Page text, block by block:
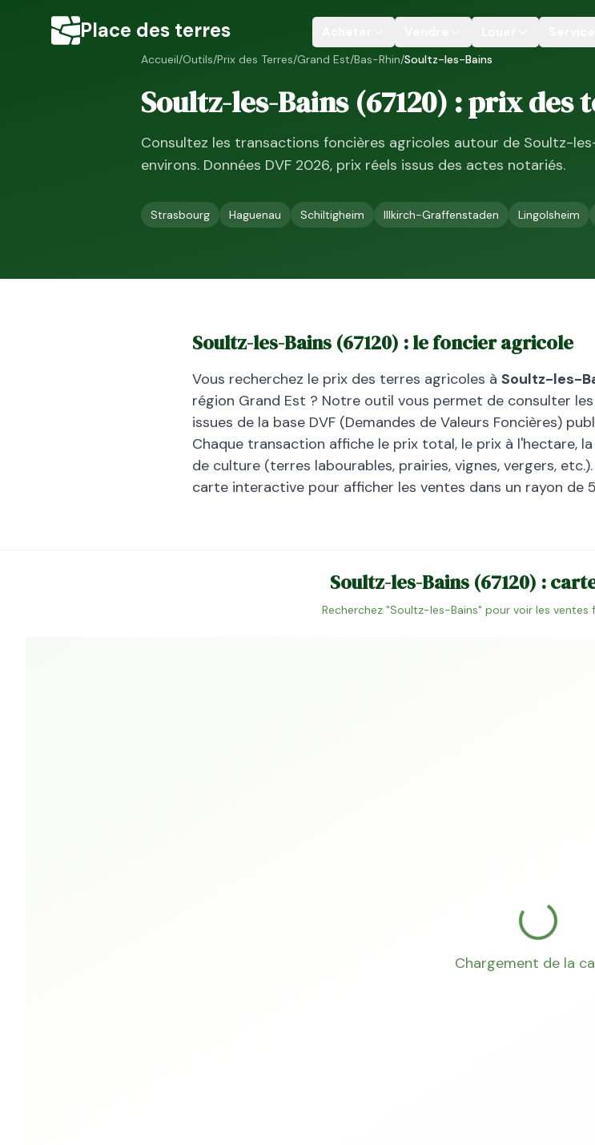
Place des terres
Accueil/Outils/Prix des Terres/Grand Est/Bas-Rhin/Soultz-les-Bains
Soultz-les-Bains(67120) : prix des
Consultez les transactions foncières agricoles autour de Soultz-
environs. Données DVF 2026, prix réels issus des actes notariés.
Strasbourg Haguenau Schiltigheim Illkirch-Graffenstaden Lingolsheim
Soultz-les-Bains (67120) : le foncier agricole
Vous recherchez le prix des terres agricoles à Soultz-les-
région Grand Est ? Notre outil vous permet de consulter
issues de la base DVF (Demandes de Valeurs Foncières)
Chaque transaction affiche le prix total, le prix à l'hectare,
de culture (terres labourables, prairies, vignes, vergers, etc.).
carte interactive pour afficher les ventes dans un rayon de
Soultz-les-Bains (67120) :
Recherchez "Soultz-les-Bains" pour voir les ventes
Chargement de la